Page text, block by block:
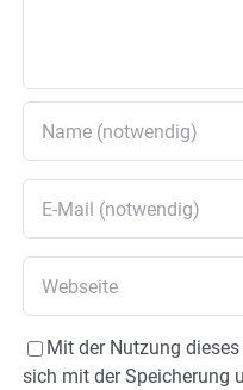
Mit der Nutzung
sich mit der Speicherung